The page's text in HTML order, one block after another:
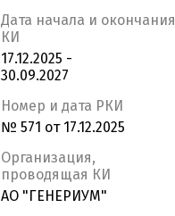
Дата начала и окончания
КИ
17.12.2025 -
30.09.2027
Номер и дата РКИ
№ 571 от 17.12.2025
Организация,
проводящая КИ
АО "ГЕНЕРИУМ"